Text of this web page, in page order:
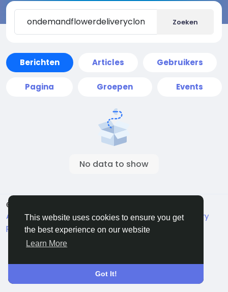
This website uses cookies to ensure you get
the best experience on our website
Learn More
Got It!
Zoeken
Berichten Articles Gebruikers
Pagina Groepen Events
No data to show
© 2026 Live City In
About Voorwaarden Privacy
Shipping and delivery
policy
Refund and return policy Contact Us
Bedrijvengids